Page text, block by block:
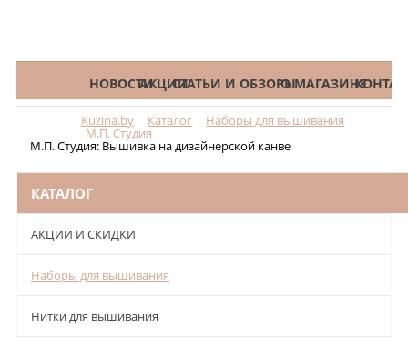
КАТАЛОГНОВОСТИАКЦИИСТАТЬИ И ОБЗОРЫО МАГАЗИНЕ
Kuzina.by Каталог Наборы для вышивания
М.П. Студия
М.П. Студия: Вышивка на дизайнерской канве
КАТАЛОГ
АКЦИИ И СКИДКИ
Наборы для вышивания
Нитки для вышивания